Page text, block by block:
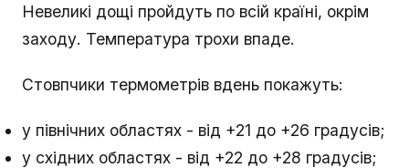
Невеликі дощі пройдуть по всій країні, окрім
заходу. Температура трохи впаде.
Стовпчики термометрів вдень покажуть:
у північних областях - від +21 до +26 градусів;
у східних областях - від +22 до +28 градусів;